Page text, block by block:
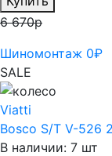
6 670р
Шиномонтаж 0₽
SALE
Viatti
Bosco S/T V-526
В наличии: 7 шт